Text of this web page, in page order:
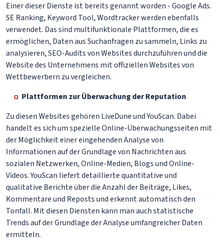
Einer dieser Dienste ist bereits genannt worden - Google Ads.
SE Ranking, Keyword Tool, Wordtracker werden ebenfalls
verwendet. Das sind multifunktionale Plattformen, die es
ermöglichen, Daten aus Suchanfragen zu sammeln, Links zu
analysieren, SEO-Audits von Websites durchzuführen und die
Website des Unternehmens mit offiziellen Websites von
Wettbewerbern zu vergleichen.
Plattformen zur Überwachung der Reputation
Zu diesen Websites gehören LiveDune und YouScan. Dabei
handelt es sich um spezielle Online-Überwachungsseiten mit
der Möglichkeit einer eingehenden Analyse von
Informationen auf der Grundlage von Nachrichten aus
sozialen Netzwerken, Online-Medien, Blogs und Online-
Videos. YouScan liefert detaillierte quantitative und
qualitative Berichte über die Anzahl der Beiträge, Likes,
Kommentare und Reposts und erkennt automatisch den
Tonfall. Mit diesen Diensten kann man auch statistische
Trends auf der Grundlage der Analyse umfangreicher Daten
ermitteln.